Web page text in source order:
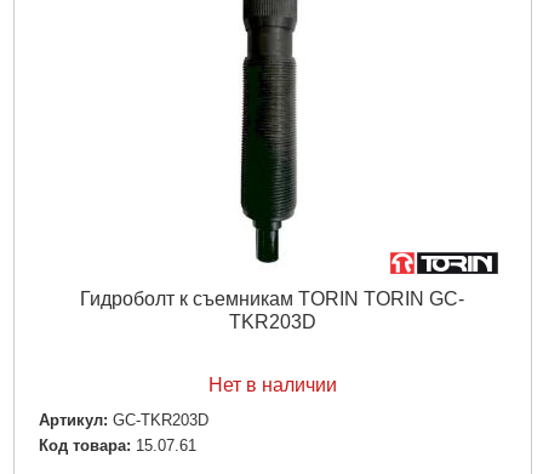
Подробнее...
Гидроболт к съемникам TORIN TORIN GC-
TKR203D
Нет в наличии
Артикул: GC-TKR203D
Код товара: 15.07.61